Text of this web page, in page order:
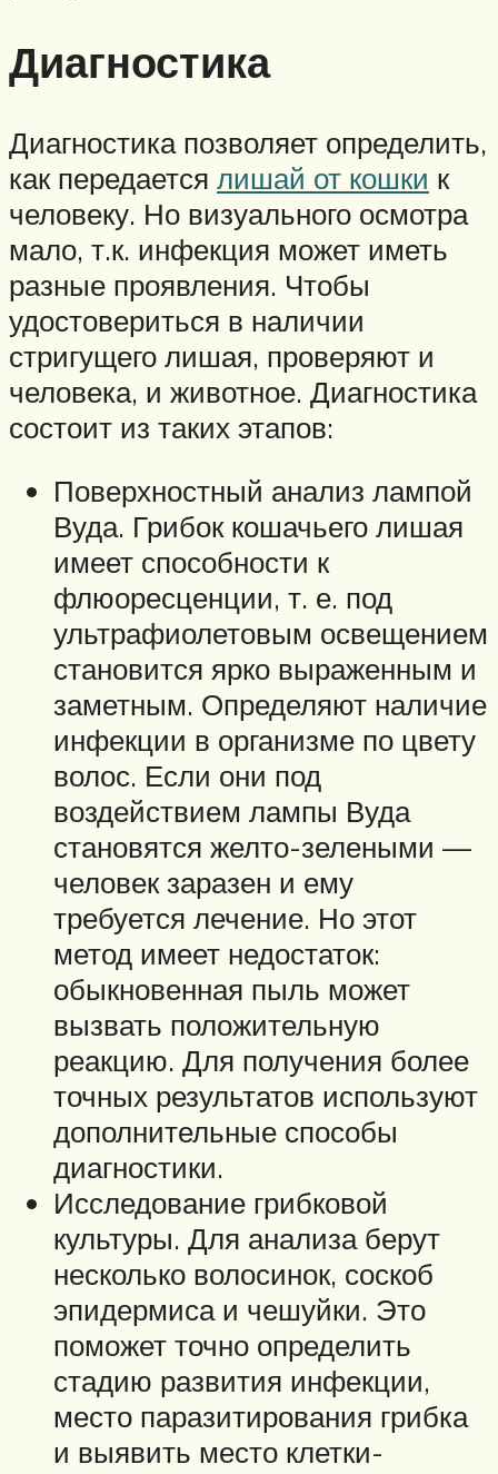
Диагностика
Диагностика позволяет определить,
как передается лишай от кошки к
человеку. Но визуального осмотра
мало, т.к. инфекция может иметь
разные проявления. Чтобы
удостовериться в наличии
стригущего лишая, проверяют и
человека, и животное. Диагностика
состоит из таких этапов:
Поверхностный анализ лампой
Вуда. Грибок кошачьего лишая
имеет способности к
флюоресценции, т. е. под
ультрафиолетовым освещением
становится ярко выраженным и
заметным. Определяют наличие
инфекции в организме по цвету
волос. Если они под
воздействием лампы Вуда
становятся желто-зелеными —
человек заразен и ему
требуется лечение. Но этот
метод имеет недостаток:
обыкновенная пыль может
вызвать положительную
реакцию. Для получения более
точных результатов используют
дополнительные способы
диагностики.
Исследование грибковой
культуры. Для анализа берут
несколько волосинок, соскоб
эпидермиса и чешуйки. Это
поможет точно определить
стадию развития инфекции,
место паразитирования грибка
и выявить место клетки-